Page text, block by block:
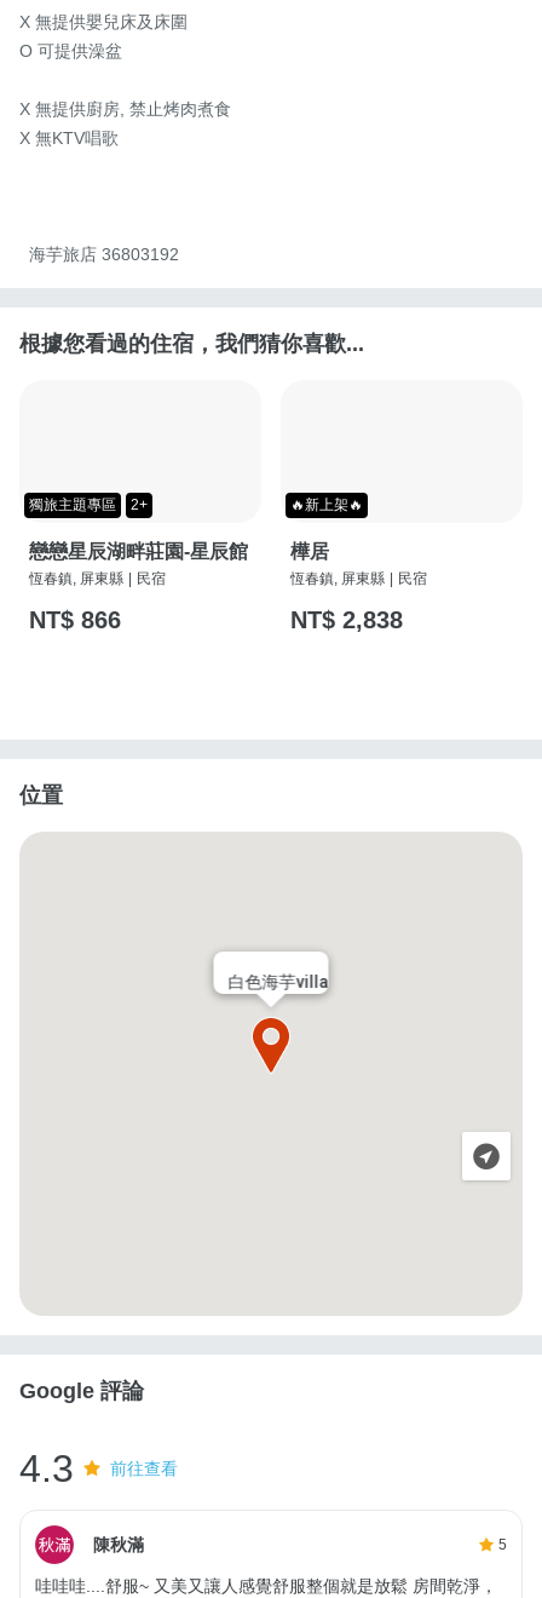
X 無提供嬰兒床及床圍
O 可提供澡盆
X 無提供廚房, 禁止烤肉煮食
X 無KTV唱歌
  海芋旅店 36803192
根據您看過的住宿，我們猜你喜歡...
獨旅主題專區 2+
戀戀星辰湖畔莊園-星辰館
恆春鎮, 屏東縣 民宿
NT$ 866
🔥新上架🔥
樺居
恆春鎮, 屏東縣 民宿
NT$ 2,838
位置
白色海芋villa
Google 評論
4.3 前往查看
陳秋滿 5
哇哇哇....舒服~ 又美又讓人感覺舒服整個就是放鬆 房間乾淨，